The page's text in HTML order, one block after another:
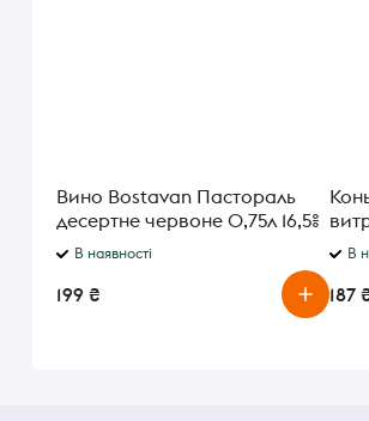
Вино Bostavan Пастораль
десертне червоне 0,75л 16,5%
Молдова
В наявності
199 ₴
В
187